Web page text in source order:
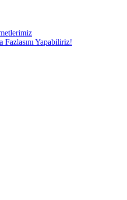
Yapabiliriz!